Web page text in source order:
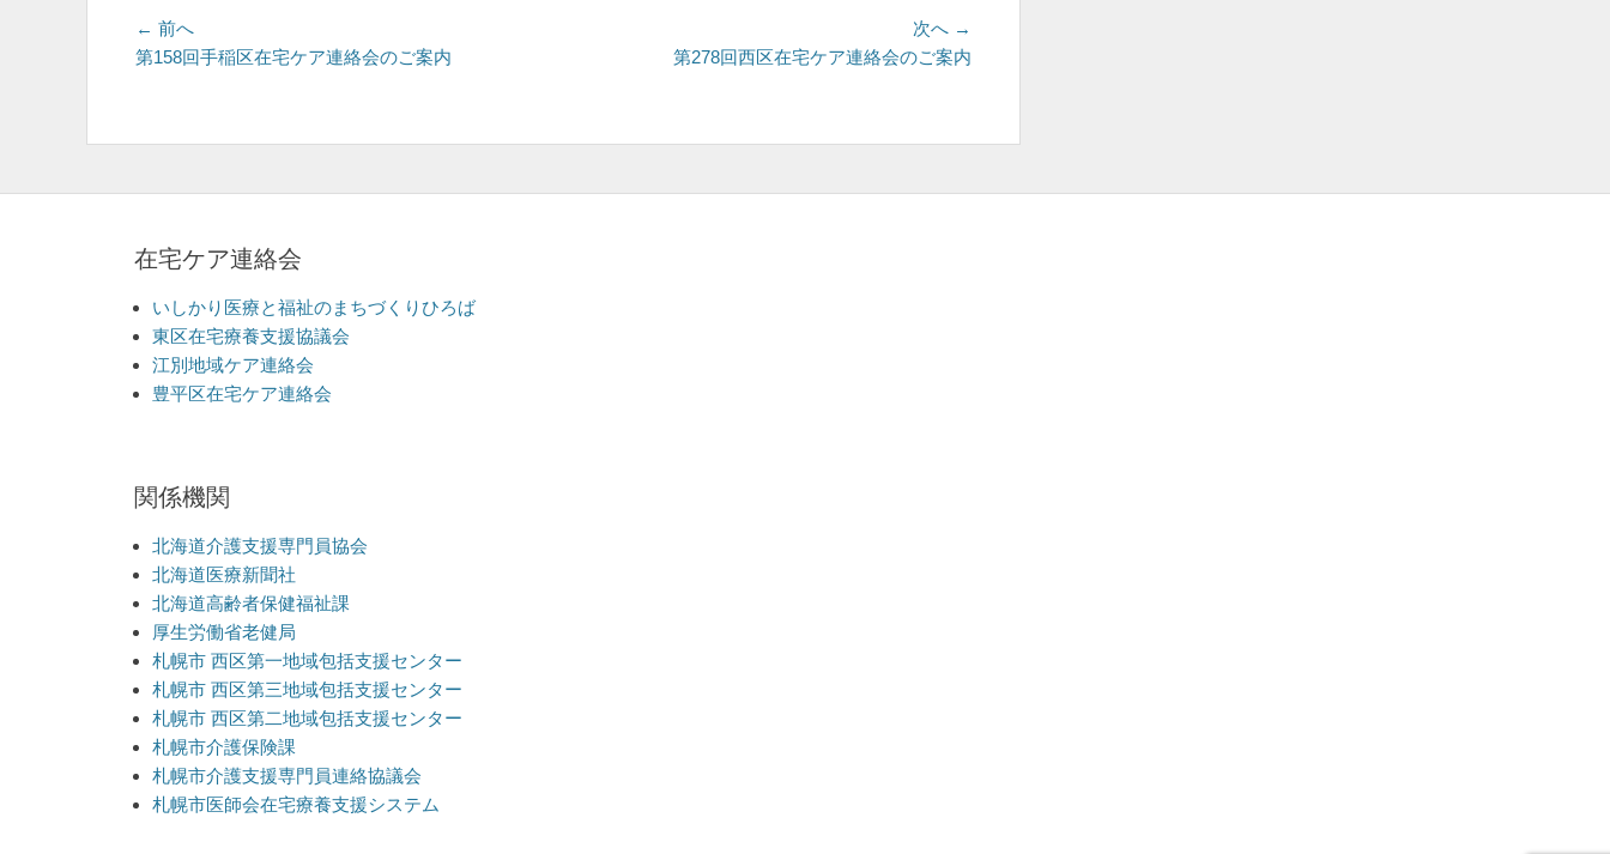
投
稿
ビ
ゲ
シ
ョ
ン
← 前へ
の
第158回手稲区在宅ケア連絡会のご案内
次へ →
第278回西区在宅ケア連絡会のご案内
在宅ケア連絡会
いしかり医療と福祉のまちづくりひろば
東区在宅療養支援協議会
江別地域ケア連絡会
豊平区在宅ケア連絡会
関係機関
北海道介護支援専門員協会
北海道医療新聞社
北海道高齢者保健福祉課
厚生労働省老健局
札幌市 西区第一地域包括支援センター
札幌市 西区第三地域包括支援センター
札幌市 西区第二地域包括支援センター
札幌市介護保険課
札幌市介護支援専門員連絡協議会
札幌市医師会在宅療養支援システム